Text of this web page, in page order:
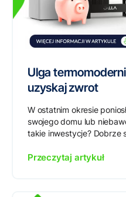
Ulga
uzyskaj zwrot
W ostatnim okresie
swojego domu lub
takie inwestycje? Dobrze
Przeczytaj artykuł